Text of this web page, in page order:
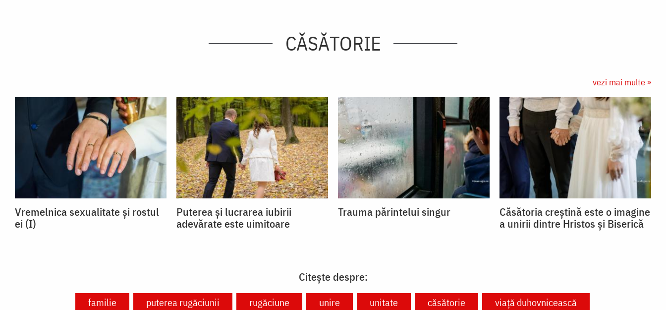
CĂSĂTORIE
vezi mai multe »
Vremelnica sexualitate și rostul
ei (I)
Puterea și lucrarea iubirii
adevărate este uimitoare
Trauma părintelui singur
Căsătoria creștină este o imagine
a unirii dintre Hristos și Biserică
Citește despre:
familie puterea rugăciunii rugăciune unire unitate căsătorie viață duhovnicească